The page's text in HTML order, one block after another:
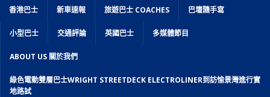
香港巴士 新車速報 旅遊巴士 COACHES 巴壇隨手寫
小型巴士 交通評論 英國巴士 多媒體節目
ABOUT US 關於我們
綠色電動雙層巴士WRIGHT STREETDECK ELECTROLINER到訪愉景灣進行實
地路試